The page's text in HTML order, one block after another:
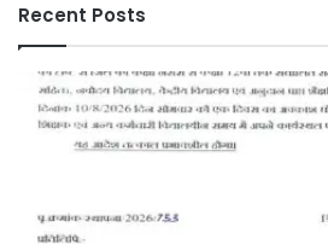
Recent Posts